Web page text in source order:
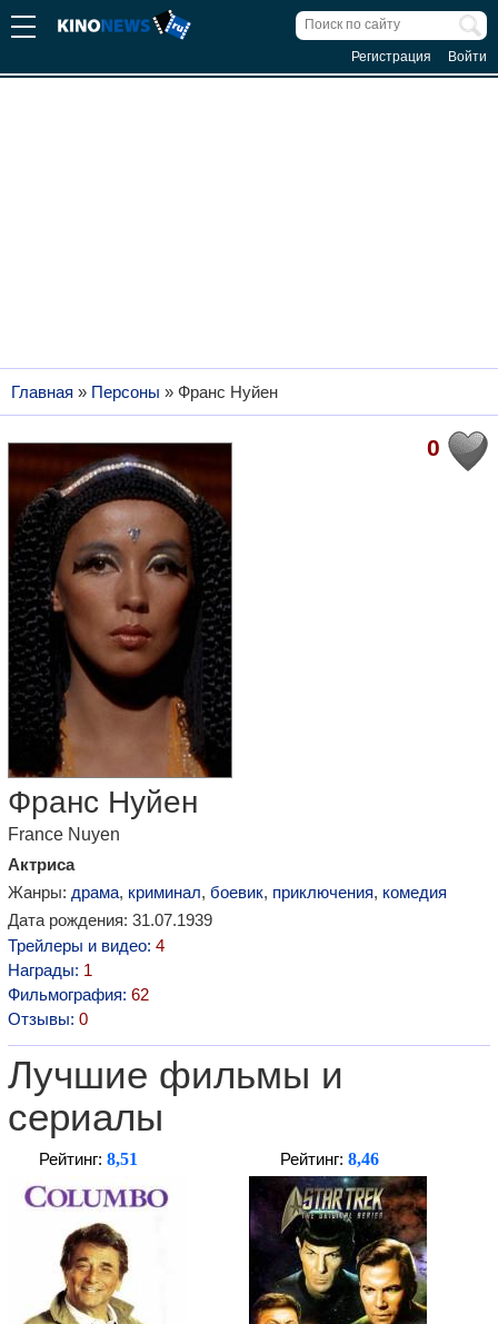
Регистрация Войти
Главная » Персоны » Франс Нуйен
0
Франс Нуйен
France Nuyen
Актриса
Жанры: драма, криминал, боевик, приключения, комедия
Дата рождения: 31.07.1939
Трейлеры и видео: 4
Награды: 1
Фильмография: 62
Отзывы: 0
Лучшие фильмы и
сериалы
Рейтинг: 8,51 Рейтинг: 8,46